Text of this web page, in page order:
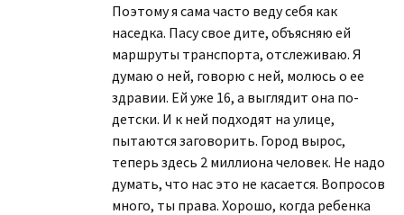
Поэтому я сама часто веду себя как
наседка. Пасу свое дите, объясняю ей
маршруты транспорта, отслеживаю. Я
думаю о ней, говорю с ней, молюсь о ее
здравии. Ей уже 16, а выглядит она по-
детски. И к ней подходят на улице,
пытаются заговорить. Город вырос,
теперь здесь 2 миллиона человек. Не надо
думать, что нас это не касается. Вопросов
много, ты права. Хорошо, когда ребенка